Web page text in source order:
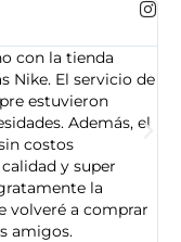
con la tienda
Nike. El servicio de
estuvieron
Además, el
costos
y super
la
volveré a comprar
amigos.